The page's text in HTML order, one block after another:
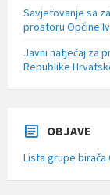
Savjetovanje sa
prostoru Općine
Javni natječaj za
Republike
OBJAVE
Lista grupe birača